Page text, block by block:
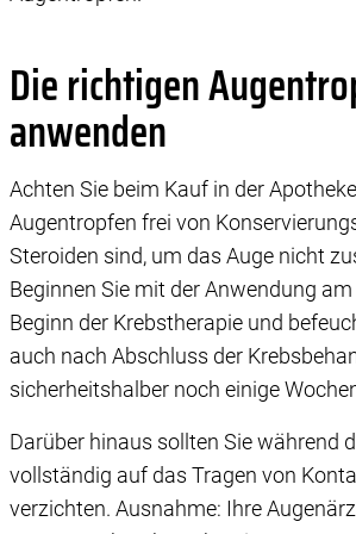
Die richtigen
anwenden
Achten Sie beim Kauf in der
Augentropfen frei von
Steroiden sind, um das Auge nicht
Beginnen Sie mit der Anwendung
Beginn der Krebstherapie und
auch nach Abschluss der
sicherheitshalber noch einige
Darüber hinaus sollten Sie während
vollständig auf das Tragen von
verzichten. Ausnahme: Ihre